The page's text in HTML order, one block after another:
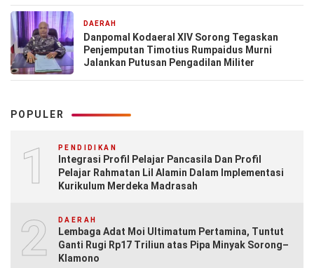
DAERAH
Danpomal Kodaeral XIV Sorong Tegaskan
Penjemputan Timotius Rumpaidus Murni
Jalankan Putusan Pengadilan Militer
POPULER
1 PENDIDIKAN
Integrasi Profil Pelajar Pancasila Dan Profil
Pelajar Rahmatan Lil Alamin Dalam Implementasi
Kurikulum Merdeka Madrasah
2 DAERAH
Lembaga Adat Moi Ultimatum Pertamina, Tuntut
Ganti Rugi Rp17 Triliun atas Pipa Minyak Sorong–
Klamono